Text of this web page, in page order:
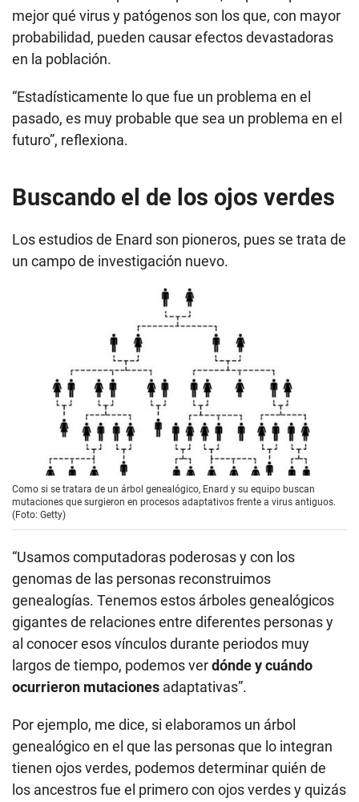
mejor qué virus y patógenos son los que, con mayor
probabilidad, pueden causar efectos devastadoras
en la población.
“Estadísticamente lo que fue un problema en el
pasado, es muy probable que sea un problema en el
futuro”, reflexiona.
Buscando el de los ojos verdes
Los estudios de Enard son pioneros, pues se trata de
un campo de investigación nuevo.
Como si se tratara de un árbol genealógico, Enard y su equipo buscan
mutaciones que surgieron en procesos adaptativos frente a virus antiguos.
(Foto: Getty)
“Usamos computadoras poderosas y con los
genomas de las personas reconstruimos
genealogías. Tenemos estos árboles genealógicos
gigantes de relaciones entre diferentes personas y
al conocer esos vínculos durante periodos muy
largos de tiempo, podemos verdónde y cuándo
ocurrieron mutaciones adaptativas”.
Por ejemplo, me dice, si elaboramos un árbol
genealógico en el que las personas que lo integran
tienen ojos verdes, podemos determinar quién de
los ancestros fue el primero con ojos verdes y quizás